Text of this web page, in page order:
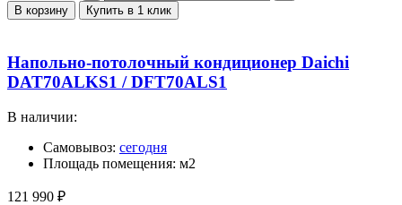
В корзину Купить в 1 клик
Напольно-потолочный кондиционер Daichi
DAT70ALKS1 / DFT70ALS1
В наличии:
Самовывоз: сегодня
Площадь помещения: м2
121 990 ₽